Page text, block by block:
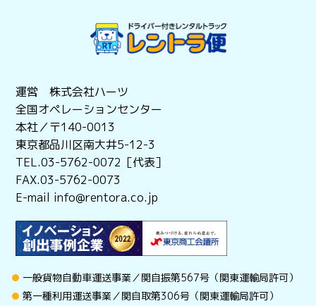
運営 株式会社ハーツ
全国オペレーションセンター
本社／〒140-0013
東京都品川区南大井5-12-3
TEL.03-5762-0072［代表］
FAX.03-5762-0073
E-mail info@rentora.co.jp
一般貨物自動車運送事業／関自振第567号（関東運輸局許可）
第一種利用運送事業／関自取第306号（関東運輸局許可）